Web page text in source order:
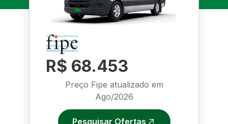
R$ 68.453
Preço Fipe atualizado em
Ago/2026
Pesquisar Ofertas